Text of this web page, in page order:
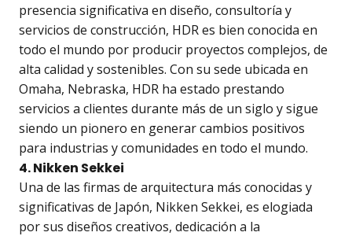
presencia significativa en diseño, consultoría y
servicios de construcción, HDR es bien conocida en
todo el mundo por producir proyectos complejos, de
alta calidad y sostenibles. Con su sede ubicada en
Omaha, Nebraska, HDR ha estado prestando
servicios a clientes durante más de un siglo y sigue
siendo un pionero en generar cambios positivos
para industrias y comunidades en todo el mundo.
4. Nikken Sekkei
Una de las firmas de arquitectura más conocidas y
significativas de Japón, Nikken Sekkei, es elogiada
por sus diseños creativos, dedicación a la